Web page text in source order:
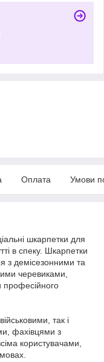
Оплата Умови
шкарпетки для
в спеку. Шкарпетки
з демісезонними та
черевиками,
професійного
так і
фахівцями з
користувачами,